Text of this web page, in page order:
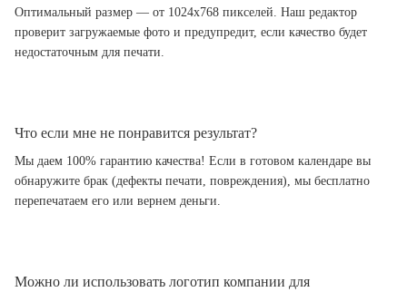
Оптимальный размер — от 1024x768 пикселей. Наш редактор
проверит загружаемые фото и предупредит, если качество будет
недостаточным для печати.
Что если мне не понравится результат?
Мы даем 100% гарантию качества! Если в готовом календаре вы
обнаружите брак (дефекты печати, повреждения), мы бесплатно
перепечатаем его или вернем деньги.
Можно ли использовать логотип компании для